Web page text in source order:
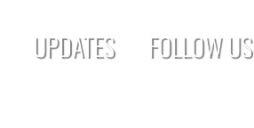
UPDATES
FOLLOW US